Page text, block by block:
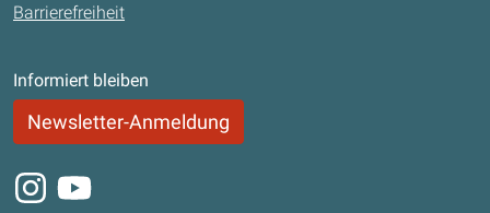
Barrierefreiheit
Informiert bleiben
Newsletter-Anmeldung
Instagram
Youtube